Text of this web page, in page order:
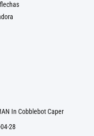
In Cobblebot Caper
28